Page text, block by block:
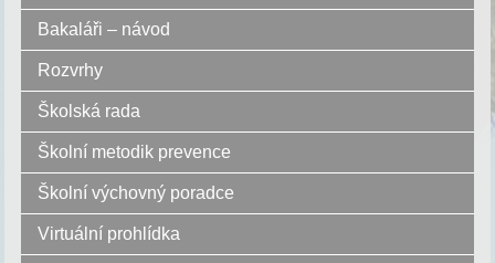
Bakaláři – návod
Rozvrhy
Školská rada
Školní metodik prevence
Školní výchovný poradce
Virtuální prohlídka